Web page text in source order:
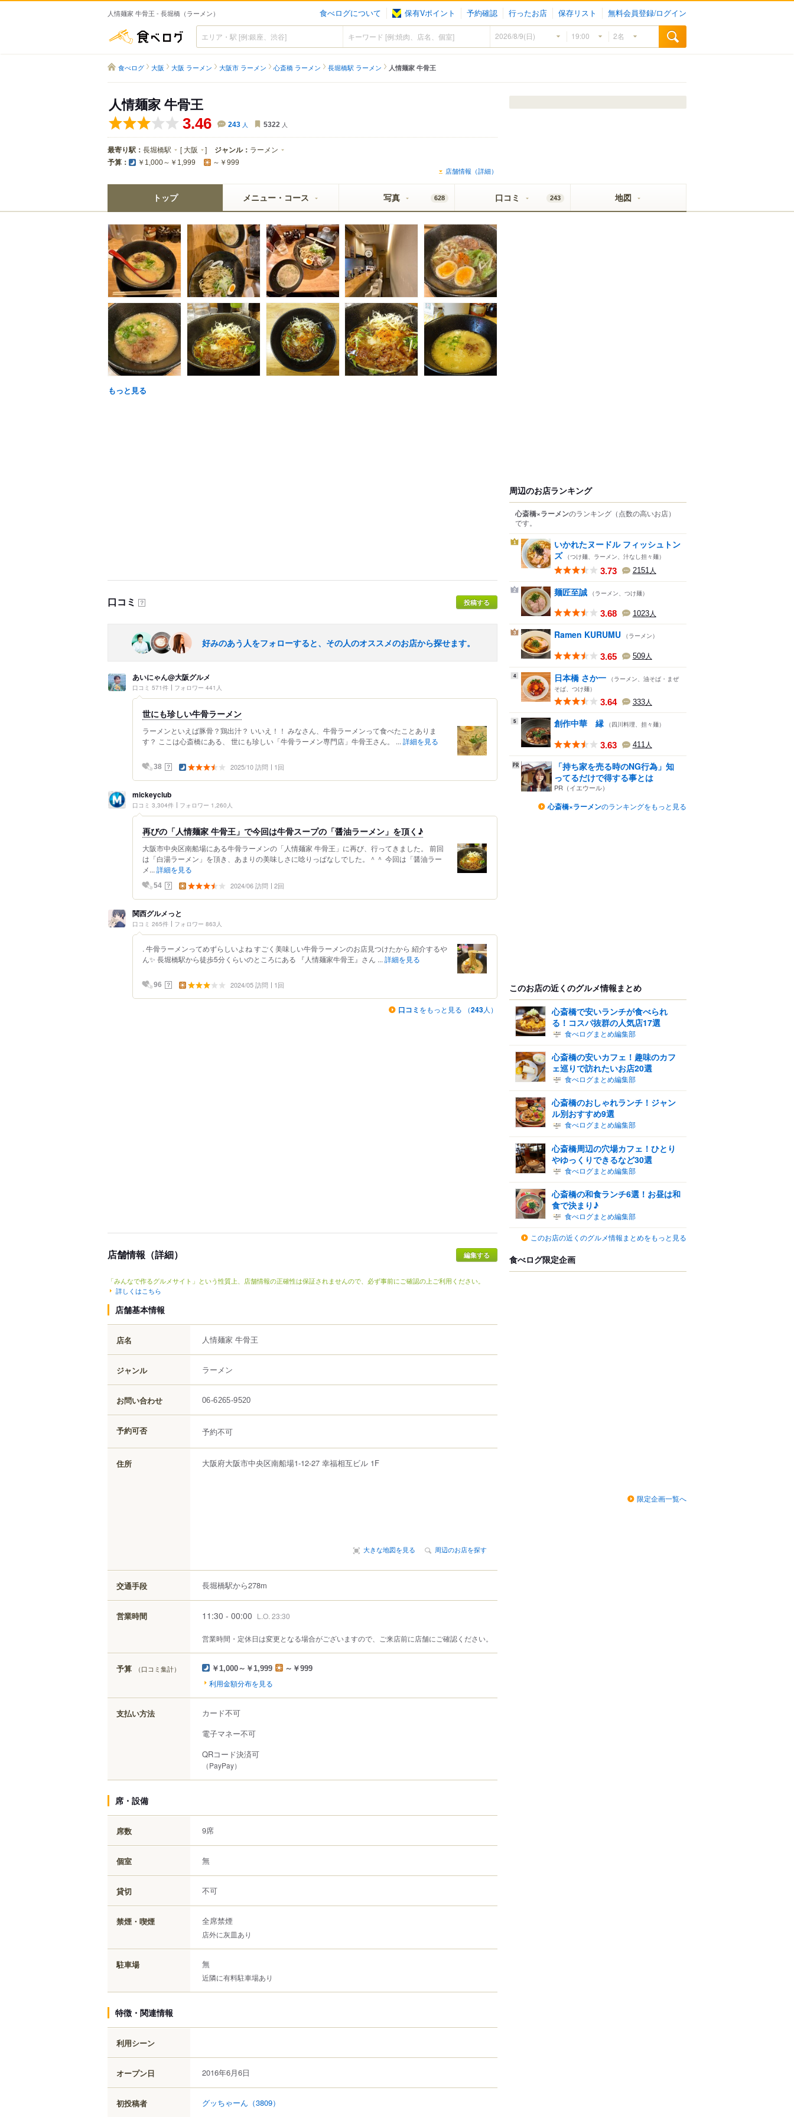
人情麺家 牛骨王 - 長堀橋（ラーメン） 食べログについて 保有Vポイント 予約確認 行ったお店 保存リスト 無料会員登録/ログイン
食べログ
食べログ 大阪 大阪 ラーメン 大阪市 ラーメン 心斎橋 ラーメン 長堀橋駅 ラーメン 人情麺家 牛骨王
人情麺家 牛骨王
3.46 243 人 5322 人
最寄り駅： 長堀橋駅 [ 大阪 ] ジャンル： ラーメン
予算： ￥1,000～￥1,999 ～￥999
店舗情報（詳細）
トップ メニュー・コース 写真 628 口コミ 243 地図
もっと見る
口コミ ？ 投稿する
好みのあう人をフォローすると、その人のオススメのお店から探せます。
あいにゃん@大阪グルメ
口コミ 571件 フォロワー 441人
世にも珍しい牛骨ラーメン
ラーメンといえば豚骨？鶏出汁？ いいえ！！ みなさん、牛骨ラーメンって食べたことありま
す？ ここは心斎橋にある、 世にも珍しい「牛骨ラーメン専門店」牛骨王さん。 ... 詳細を見る
38 ？ 2025/10 訪問 1回
mickeyclub
口コミ 3,304件 フォロワー 1,260人
再びの「人情麺家 牛骨王」で今回は牛骨スープの「醤油ラーメン」を頂く♪
大阪市中央区南船場にある牛骨ラーメンの「人情麺家 牛骨王」に再び、行ってきました。 前回
は「白湯ラーメン」を頂き、あまりの美味しさに唸りっぱなしでした。＾＾ 今回は「醤油ラー
メ... 詳細を見る
54 ？ 2024/06 訪問 2回
関西グルメっと
口コミ 265件 フォロワー 863人
. 牛骨ラーメンってめずらしいよね すごく美味しい牛骨ラーメンのお店見つけたから 紹介するや
ん✨ 長堀橋駅から徒歩5分くらいのところにある 『人情麺家牛骨王』さん ... 詳細を見る
96 ？ 2024/05 訪問 1回
口コミ をもっと見る （243人）
店舗情報（詳細）
「みんなで作るグルメサイト」という性質上、店舗情報の正確性は保証されませんので、必ず事前にご確認の上ご利用ください。
詳しくはこちら
店舗基本情報
店名 人情麺家 牛骨王
ジャンル ラーメン
お問い合わせ 06-6265-9520
予約可否 予約不可
住所 大阪府大阪市中央区南船場1-12-27 幸福相互ビル 1F
大きな地図を見る 周辺のお店を探す
交通手段 長堀橋駅から278m
営業時間 11:30 - 00:00 L.O. 23:30
営業時間・定休日は変更となる場合がございますので、ご来店前に店舗にご確認ください。
予算 （口コミ集計） ￥1,000～￥1,999 ～￥999
利用金額分布を見る
支払い方法
カード不可
電子マネー不可
QRコード決済可
（PayPay）
席・設備
席数 9席
個室 無
貸切 不可
禁煙・喫煙 全席禁煙
店外に灰皿あり
駐車場 無
近隣に有料駐車場あり
特徴・関連情報
利用シーン
オープン日 2016年6月6日
初投稿者 グッちゃーん （3809）
周辺のお店ランキング
心斎橋×ラーメンのランキング （点数の高いお店）
です。
1
いかれたヌードル フィッシュトン
ズ （つけ麺、ラーメン、汁なし担々麺）
3.73 2151人
2 麺匠至誠 （ラーメン、つけ麺）
3.68 1023人
3 Ramen KURUMU （ラーメン）
3.65 509人
4 日本橋 さか一 （ラーメン、油そば・まぜ
そば、つけ麺）
3.64 333人
5 創作中華 縁 （四川料理、担々麺）
3.63 411人
「持ち家を売る時のNG行為」知
ってるだけで得する事とは
PR（イエウール）
心斎橋×ラーメンのランキングをもっと見る
このお店の近くのグルメ情報まとめ
心斎橋で安いランチが食べられ
る！コスパ抜群の人気店17選
食べログまとめ編集部
心斎橋の安いカフェ！趣味のカフ
ェ巡りで訪れたいお店20選
食べログまとめ編集部
心斎橋のおしゃれランチ！ジャン
ル別おすすめ9選
食べログまとめ編集部
心斎橋周辺の穴場カフェ！ひとり
やゆっくりできるなど30選
食べログまとめ編集部
心斎橋の和食ランチ6選！お昼は和
食で決まり♪
食べログまとめ編集部
このお店の近くのグルメ情報まとめをもっと見る
食べログ限定企画
限定企画一覧へ